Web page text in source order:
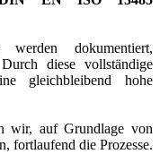
werden dokumentiert,
diese vollständige
gleichbleibend hohe
wir, auf Grundlage von
fortlaufend die Prozesse.